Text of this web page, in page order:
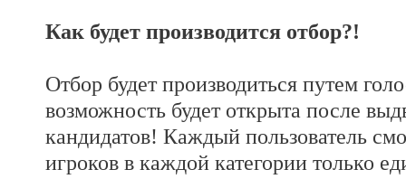
Как будет производится отбор?!
Отбор будет производиться путем
возможность будет открыта после
кандидатов! Каждый пользователь
игроков в каждой категории только